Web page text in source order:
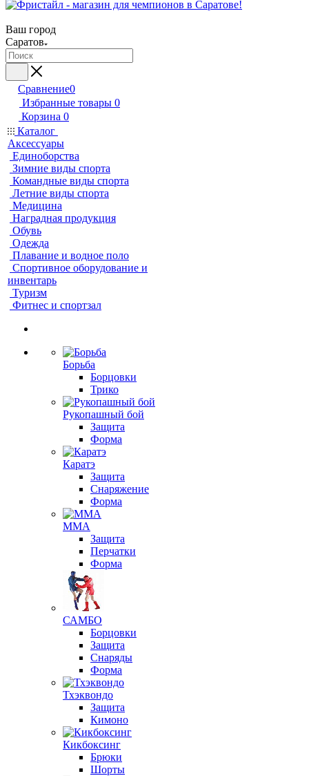
Ваш город
Саратов
Сравнение0
Избранные товары 0
Корзина 0
Каталог
Аксессуары
Единоборства
Зимние виды спорта
Командные виды спорта
Летние виды спорта
Медицина
Наградная продукция
Обувь
Одежда
Плавание и водное поло
Спортивное оборудование и
инвентарь
Туризм
Фитнес и спортзал
Борьба
Борцовки
Трико
Рукопашный бой
Защита
Форма
Каратэ
Защита
Снаряжение
Форма
ММА
Защита
Перчатки
Форма
САМБО
Борцовки
Защита
Снаряды
Форма
Тхэквондо
Защита
Кимоно
Кикбоксинг
Брюки
Шорты